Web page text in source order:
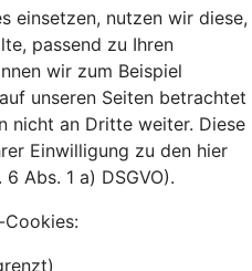
einsetzen, nutzen wir diese,
passend zu Ihren
wir zum Beispiel
unseren Seiten betrachtet
nicht an Dritte weiter. Diese
Einwilligung zu den hier
Abs. 1 a) DSGVO).